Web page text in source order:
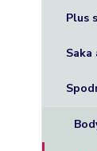
Plus
Saka